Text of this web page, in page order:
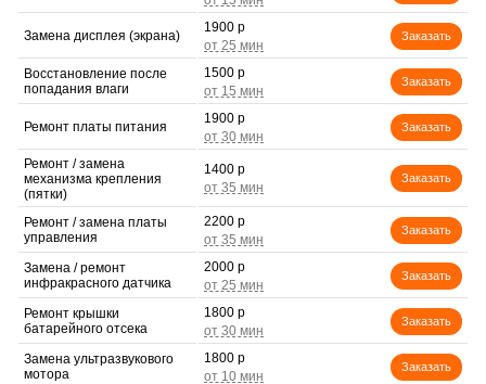
Замена дисплея (экрана)
1900 р
Заказать
Восстановление после
попадания влаги
1500 р
Заказать
Ремонт платы питания
1900 р
Заказать
Ремонт / замена
механизма крепления
(пятки)
1400 р
Заказать
Ремонт / замена платы
управления
2200 р
Заказать
Замена / ремонт
инфракрасного датчика
2000 р
Заказать
Ремонт крышки
батарейного отсека
1800 р
Заказать
Замена ультразвукового
мотора
1800 р
Заказать